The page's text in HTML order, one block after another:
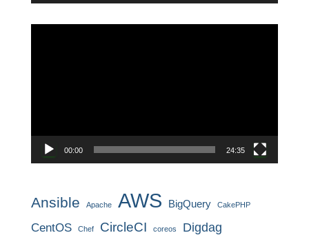
00:00 24:35
Ansible Apache AWS BigQuery CakePHP
CentOS Chef CircleCI coreos
Digdag